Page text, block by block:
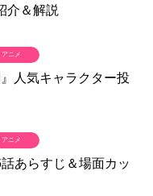
介＆解説
』人気キャラクター投
アニメ
話あらすじ＆場面カッ
アニメ